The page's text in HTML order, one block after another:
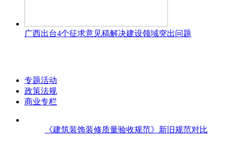
广西出台4个征求意见稿解决建设领域突出问题
专题活动
政策法规
商业专栏
《建筑装饰装修质量验收规范》新旧规范对比